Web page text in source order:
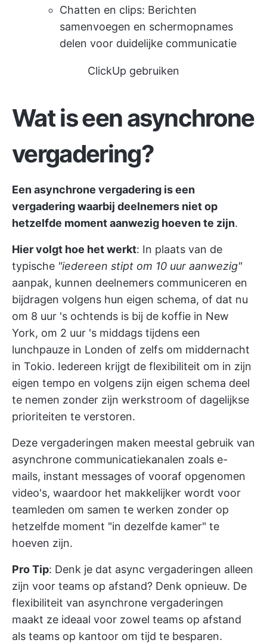
Chatten en clips: Berichten
samenvoegen en schermopnames
delen voor duidelijke communicatie
ClickUp gebruiken
Wat is een asynchrone
vergadering?
Een asynchrone vergadering is een
vergadering waarbij deelnemers niet op
hetzelfde moment aanwezig hoeven te zijn.
Hier volgt hoe het werkt: In plaats van de
typische "iedereen stipt om 10 uur aanwezig"
aanpak, kunnen deelnemers communiceren en
bijdragen volgens hun eigen schema, of dat nu
om 8 uur 's ochtends is bij de koffie in New
York, om 2 uur 's middags tijdens een
lunchpauze in Londen of zelfs om middernacht
in Tokio. Iedereen krijgt de flexibiliteit om in zijn
eigen tempo en volgens zijn eigen schema deel
te nemen zonder zijn werkstroom of dagelijkse
prioriteiten te verstoren.
Deze vergaderingen maken meestal gebruik van
asynchrone communicatiekanalen zoals e-
mails, instant messages of vooraf opgenomen
video's, waardoor het makkelijker wordt voor
teamleden om samen te werken zonder op
hetzelfde moment "in dezelfde kamer" te
hoeven zijn.
Pro Tip: Denk je dat async vergaderingen alleen
zijn voor teams op afstand? Denk opnieuw. De
flexibiliteit van asynchrone vergaderingen
maakt ze ideaal voor zowel teams op afstand
als teams op kantoor om tijd te besparen.